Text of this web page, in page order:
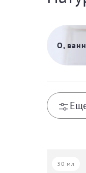
О,
30 мл